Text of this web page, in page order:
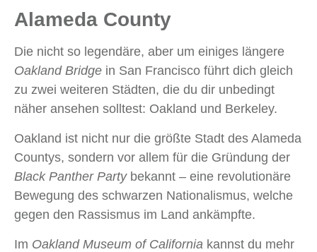
Alameda County
Die nicht so legendäre, aber um einiges längere
Oakland Bridge in San Francisco führt dich gleich
zu zwei weiteren Städten, die du dir unbedingt
näher ansehen solltest: Oakland und Berkeley.
Oakland ist nicht nur die größte Stadt des Alameda
Countys, sondern vor allem für die Gründung der
Black Panther Partybekannt – eine revolutionäre
Bewegung des schwarzen Nationalismus, welche
gegen den Rassismus im Land ankämpfte.
Im Oakland Museum of California kannst du mehr